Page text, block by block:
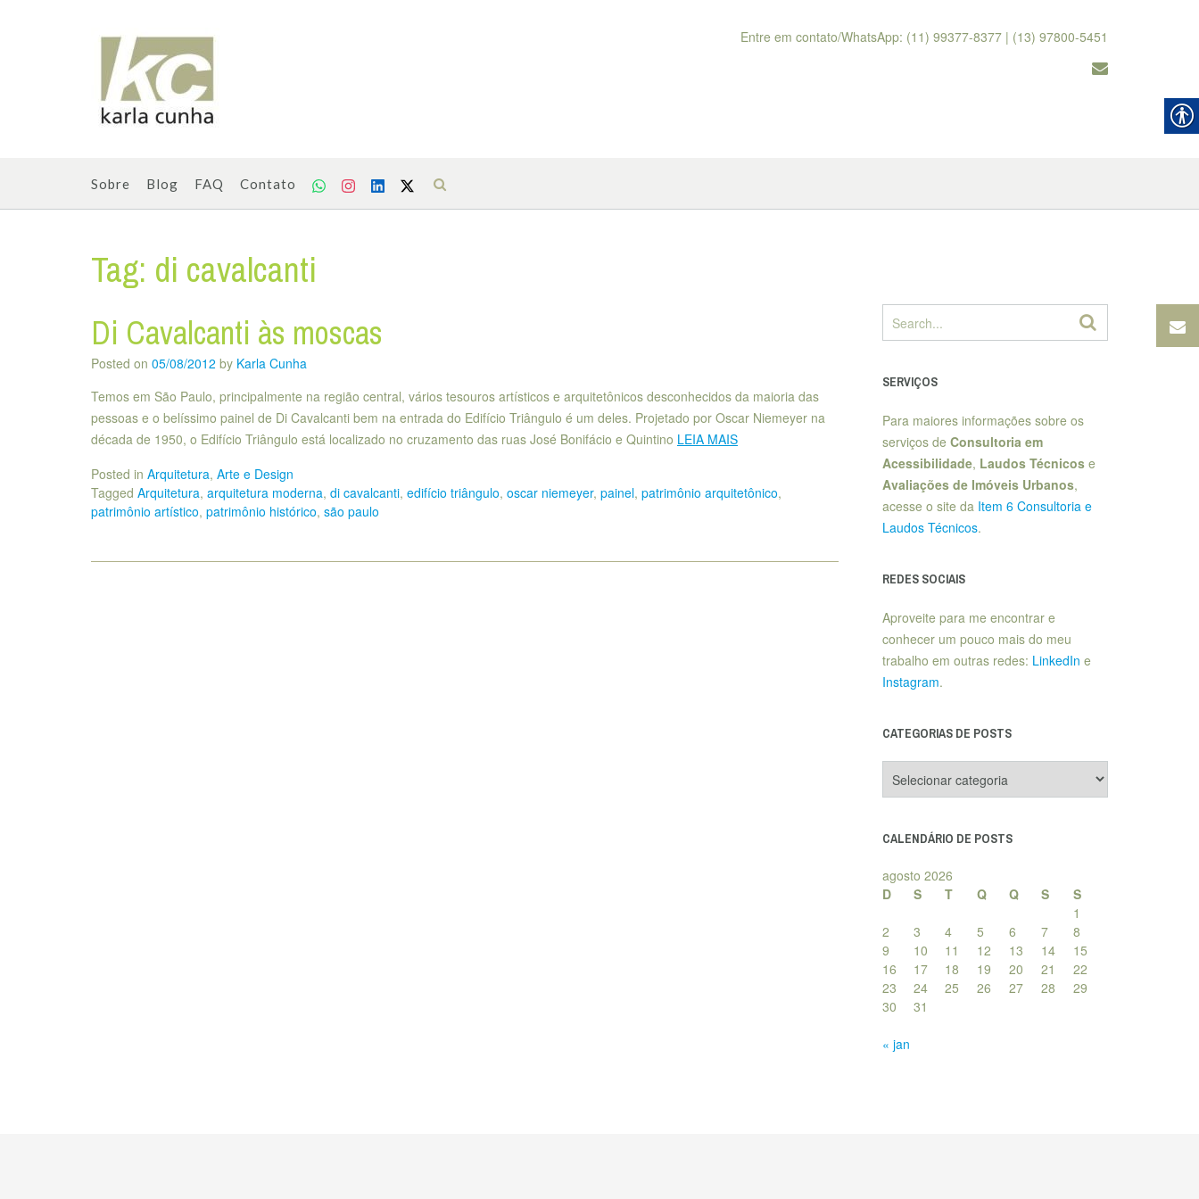
Entre em contato/WhatsApp: (11) 99377-8377 | (13) 97800-5451
Sobre Blog FAQ Contato
Tag: di cavalcanti
Di Cavalcanti às moscas
Posted on 05/08/2012 by Karla Cunha
Temos em São Paulo, principalmente na região central, vários tesouros artísticos e arquitetônicos desconhecidos da maioria das
pessoas e o belíssimo painel de Di Cavalcanti bem na entrada do Edifício Triângulo é um deles. Projetado por Oscar Niemeyer na
década de 1950, o Edifício Triângulo está localizado no cruzamento das ruas José Bonifácio e Quintino LEIA MAIS
Posted in Arquitetura, Arte e Design
Tagged Arquitetura, arquitetura moderna, di cavalcanti, edifício triângulo, oscar niemeyer, painel, patrimônio arquitetônico,
patrimônio artístico, patrimônio histórico, são paulo
SERVIÇOS
Para maiores informações sobre os
serviços de Consultoria em
Acessibilidade, Laudos Técnicose
Avaliações de Imóveis Urbanos,
acesse o site da Item 6 Consultoria e
Laudos Técnicos.
REDES SOCIAIS
Aproveite para me encontrar e
conhecer um pouco mais do meu
trabalho em outras redes: LinkedIn e
Instagram.
CATEGORIAS DE POSTS
de
CALENDÁRIO DE POSTS
agosto 2026
D
S T Q Q S
S
1
2
3 4 5 6 7
8
9
10 11 12 13 14
15
16
17 18 19 20 21
22
23
24 25 26 27 28
29
30
31
« jan